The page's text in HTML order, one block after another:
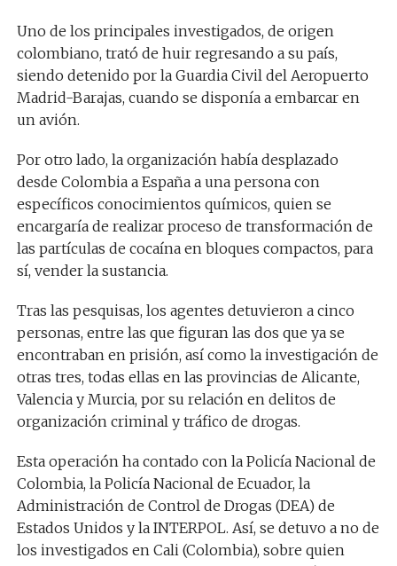
Uno de los principales investigados, de origen
colombiano, trató de huir regresando a su país,
siendo detenido por la Guardia Civil del Aeropuerto
Madrid-Barajas, cuando se disponía a embarcar en
un avión.
Por otro lado, la organización había desplazado
desde Colombia a España a una persona con
específicos conocimientos químicos, quien se
encargaría de realizar proceso de transformación de
las partículas de cocaína en bloques compactos, para
sí, vender la sustancia.
Tras las pesquisas, los agentes detuvieron a cinco
personas, entre las que figuran las dos que ya se
encontraban en prisión, así como la investigación de
otras tres, todas ellas en las provincias de Alicante,
Valencia y Murcia, por su relación en delitos de
organización criminal y tráfico de drogas.
Esta operación ha contado con la Policía Nacional de
Colombia, la Policía Nacional de Ecuador, la
Administración de Control de Drogas (DEA) de
Estados Unidos y la INTERPOL. Así, se detuvo a no de
los investigados en Cali (Colombia), sobre quien